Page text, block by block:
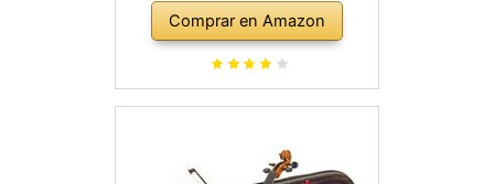
Comprar en Amazon